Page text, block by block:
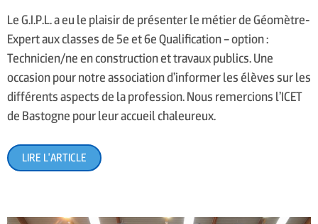
Le G.I.P.L. a eu le plaisir de présenter le métier de Géomètre-
Expert aux classes de 5e et 6e Qualification – option :
Technicien/ne en construction et travaux publics. Une
occasion pour notre association d’informer les élèves sur les
différents aspects de la profession. Nous remercions l’ICET
de Bastogne pour leur accueil chaleureux.
LIRE L'ARTICLE